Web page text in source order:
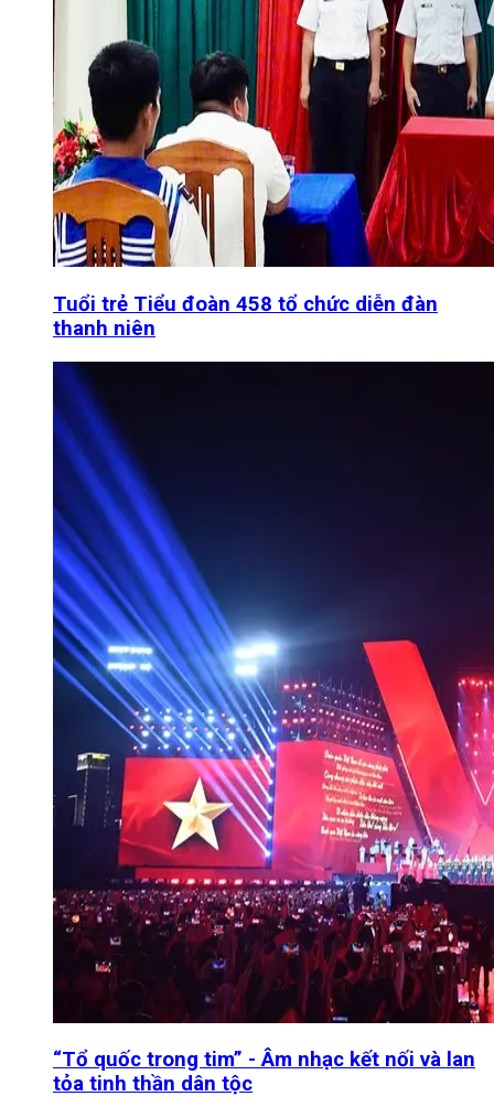
Tuổi trẻ Tiểu đoàn 458 tổ chức diễn đàn
thanh niên
“Tổ quốc trong tim” - Âm nhạc kết nối và lan
tỏa tinh thần dân tộc